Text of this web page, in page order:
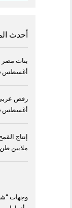
أحدث
بنات مصر
أغسطس 6, 2026
رفض عربي
أغسطس 6, 2026
ملايين طن
وجهات